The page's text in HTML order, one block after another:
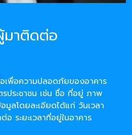
มาติดต่อ
เพื่อความปลอดภัยของอาคาร
ประชาชน เช่น ชื่อ ที่อยู่ ภาพ
มูลโดยละเอียดได้แก่ วันเวลา
ระยะเวลาที่อยู่ในอาคาร